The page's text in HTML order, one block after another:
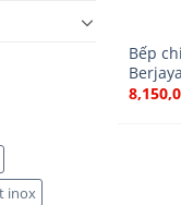
inox
Bếp